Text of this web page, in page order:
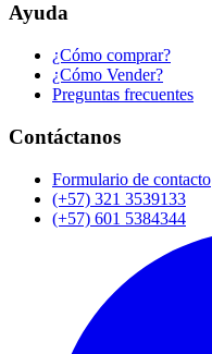
Ayuda
¿Cómo comprar?
¿Cómo Vender?
Preguntas frecuentes
Contáctanos
Formulario de contacto
(+57) 321 3539133
(+57) 601 5384344